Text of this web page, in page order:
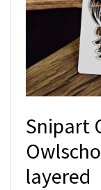
Snipart
layered